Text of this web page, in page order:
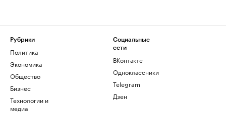
Рубрики
Политика
Экономика
Общество
Бизнес
Технологии и
медиа
Социальные
сети
ВКонтакте
Одноклассники
Telegram
Дзен